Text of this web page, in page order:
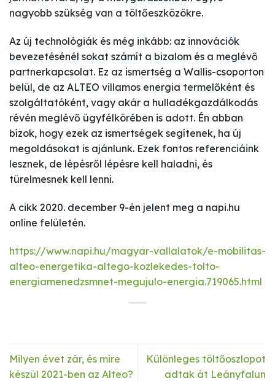
nagyobb szükség van a töltőeszközökre.
Az új technológiák és még inkább: az innovációk
bevezetésénél sokat számít a bizalom és a meglévő
partnerkapcsolat. Ez az ismertség a Wallis-csoporton
belül, de az ALTEO villamos energia termelőként és
szolgáltatóként, vagy akár a hulladékgazdálkodás
révén meglévő ügyfélkörében is adott. Én abban
bízok, hogy ezek az ismertségek segítenek, ha új
megoldásokat is ajánlunk. Ezek fontos referenciáink
lesznek, de lépésről lépésre kell haladni, és
türelmesnek kell lenni.
A cikk 2020. december 9-én jelent meg a napi.hu
online felületén.
https://www.napi.hu/magyar-vallalatok/e-mobilitas-
alteo-energetika-altego-kozlekedes-tolto-
energiamenedzsmnet-megujulo-energia.719065.html
Milyen évet zár, és mire
készül 2021-ben az Alteo?
Különleges töltőoszlopot
adtak át Leányfalun